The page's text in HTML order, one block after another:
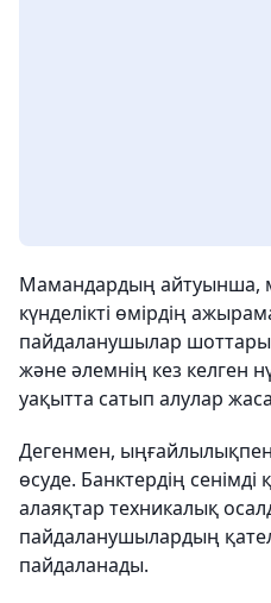
Мамандардың айтуынша,
күнделікті өмірдің
пайдаланушылар
және әлемнің кез келген
уақытта сатып алулар
Дегенмен, ыңғайлылықпен
өсуде. Банктердің
алаяқтар техникалық
пайдаланушылардың
пайдаланады.